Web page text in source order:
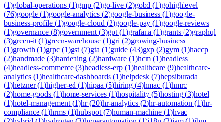
(1)global-operations (1)gmp (2)go-live (2)gobd (1)gohighlevel
(76)google (1)google-analytics (2)google-business (1)google-
business-profile (1)google-cloud (2)google-pay (1)google-reviews
(1)governance (8)government (3)gpt (1)grafana (1)grants (2)graphql
(3)green-it (1)green-warehouse (1)gri (2)growing-business
(1)growth (1)grpc (1)gst (7)gta (1)guide (43)gxp (2)gym (1)haccp
(2)handmade (3)hardening (2)hardware (1)hcm (1)headless
(4)headless-commerce (3)headless-erp (1)healthcare (9)healthcare-
analytics (1)healthcare-dashboards (1)helpdesk (7)hepsiburada
(1)hetzner(1)higher-ed (1)hipaa (5)hiring (4)hmac (1)hmrc
(2)home-goods (1)home-services (1)hospitality (5)hosting (3)hotel
(1)hotel-management (1)hr(20)hr-analytics (2)hr-automation (1)hr-
compliance (1)hrms (1)hubspot (7)human-machine (1)hvac